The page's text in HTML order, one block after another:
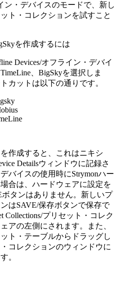
ン・デバイスのモードで、新し
ト・コレクションを試すこと
を作成するには
Devices/オフライン・デバイ
、BigSkyを選択しま
カットは以下の通りです。
作成すると、これはニキシ
Detailsウィンドウに記録さ
バイスの使用時にStrymonハー
合は、ハードウェアに設定を
タンはありません。新しいプ
はSAVE/保存ボタンで保存で
Collections/プリセット・コレク
アの左側にされます。また、
ト・テーブルからドラッグし
コレクションのウィンドウに
。